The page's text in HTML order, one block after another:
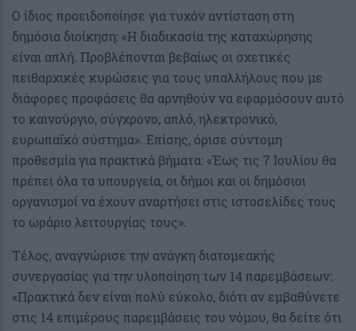
Ο ίδιος προειδοποίησε για τυχόν αντίσταση στη
δημόσια διοίκηση: «Η διαδικασία της καταχώρησης
είναι απλή. Προβλέπονται βεβαίως οι σχετικές
πειθαρχικές κυρώσεις για τους υπαλλήλους που με
διάφορες προφάσεις θα αρνηθούν να εφαρμόσουν αυτό
το καινούργιο, σύγχρονο, απλό, ηλεκτρονικό,
ευρωπαϊκό σύστημα». Επίσης, όρισε σύντομη
προθεσμία για πρακτικά βήματα: «Έως τις 7 Ιουλίου θα
πρέπει όλα τα υπουργεία, οι δήμοι και οι δημόσιοι
οργανισμοί να έχουν αναρτήσει στις ιστοσελίδες τους
το ωράριο λειτουργίας τους».
Τέλος, αναγνώρισε την ανάγκη διατομεακής
συνεργασίας για την υλοποίηση των 14 παρεμβάσεων:
«Πρακτικά δεν είναι πολύ εύκολο, διότι αν εμβαθύνετε
στις 14 επιμέρους παρεμβάσεις του νόμου, θα δείτε ότι